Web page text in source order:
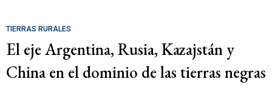
TIERRAS RURALES
El eje Argentina, Rusia, Kazajstán y
China en el dominio de las tierras negras